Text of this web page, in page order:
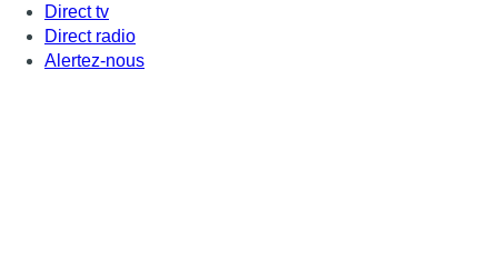
Direct tv
Direct radio
Alertez-nous